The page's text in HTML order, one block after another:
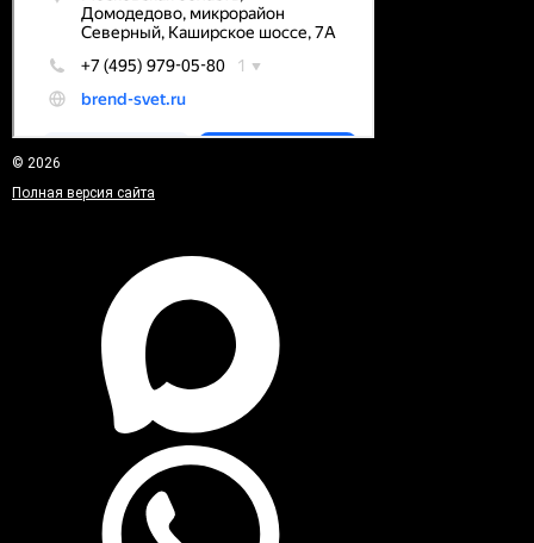
© 2026
Полная версия сайта